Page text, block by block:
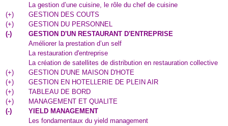
La gestion d’une cuisine, le rôle du chef de cuisine
(+)
GESTION DES COUTS
(+)
GESTION DU PERSONNEL
(-)
GESTION D'UN RESTAURANT D'ENTREPRISE
Améliorer la prestation d’un self
La restauration d'entreprise
La création de satellites de distribution en restauration collective
(+)
GESTION D'UNE MAISON D'HOTE
(+)
GESTION EN HOTELLERIE DE PLEIN AIR
(+)
TABLEAU DE BORD
(+)
MANAGEMENT ET QUALITE
(-)
YIELD MANAGEMENT
Les fondamentaux du yield management